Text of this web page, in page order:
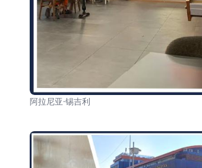
阿拉尼亚·锡吉利